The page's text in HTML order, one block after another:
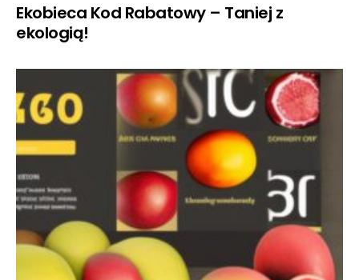
Ekobieca Kod Rabatowy – Taniej z
ekologią!